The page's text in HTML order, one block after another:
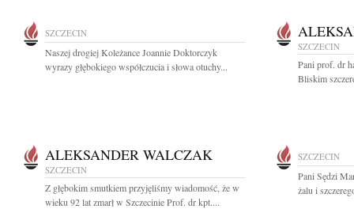
SZCZECIN
Naszej drogiej Koleżance Joannie Doktorczyk
wyrazy głębokiego współczucia i słowa otuchy...
SZCZECIN
Pani prof. dr
Bliskim
ALEKSANDER WALCZAK
SZCZECIN
Z głębokim smutkiem przyjęliśmy wiadomość, że w
wieku 92 lat zmarł w Szczecinie Prof. dr kpt....
SZCZECIN
Pani Sędzi
żalu i